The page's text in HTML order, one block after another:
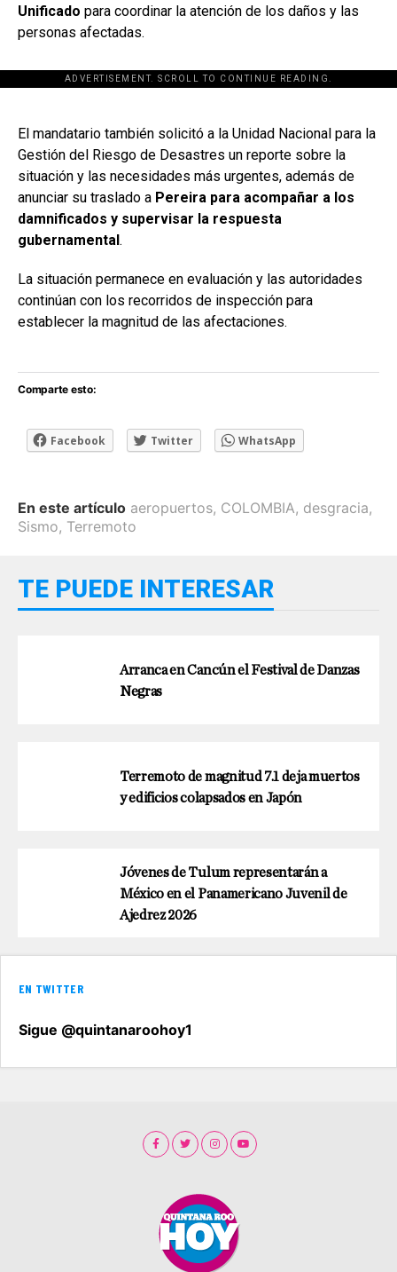
Unificado para coordinar la atención de los daños y las
personas afectadas.
ADVERTISEMENT. SCROLL TO CONTINUE READING.
[adsforwp id="243463"]
El mandatario también solicitó a la Unidad Nacional para la
Gestión del Riesgo de Desastres un reporte sobre la
situación y las necesidades más urgentes, además de
anunciar su traslado a Pereira para acompañar a los
damnificados y supervisar la respuesta
gubernamental .
La situación permanece en evaluación y las autoridades
continúan con los recorridos de inspección para
establecer la magnitud de las afectaciones.
Comparte esto:
Facebook Twitter WhatsApp
En este artículo aeropuertos, COLOMBIA, desgracia,
Sismo, Terremoto
TE PUEDE INTERESAR
Arranca en Cancún el Festival de Danzas
Negras
Terremoto de magnitud 7.1 deja muertos
y edificios colapsados en Japón
Jóvenes de Tulum representarán a
México en el Panamericano Juvenil de
Ajedrez 2026
EN TWITTER
Sigue @quintanaroohoy1